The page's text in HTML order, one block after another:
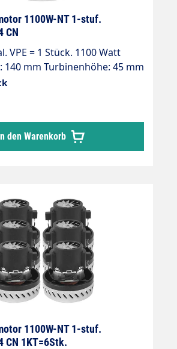
1100W-NT 1-stuf.
CN
VPE = 1 Stück. 1100 Watt
140 mm Turbinenhöhe: 45 mm
144 mm 1-stufig 230 V / 50
Doppelt
Doppelte Isolierung
"B"
den Warenkorb
1100W-NT 1-stuf.
CN 1KT=6Stk.